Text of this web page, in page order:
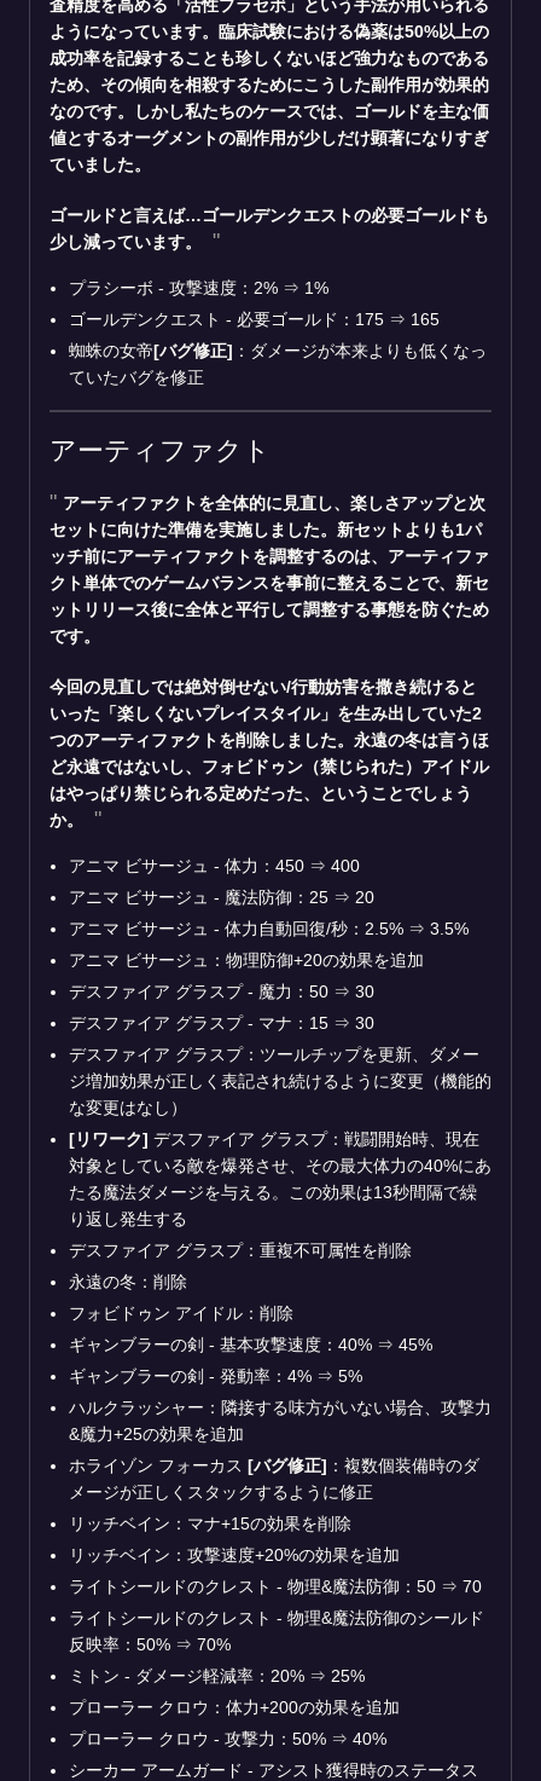
査精度を高める「活性プラセボ」という手法が用いられる
ようになっています。臨床試験における偽薬は50%以上の
成功率を記録することも珍しくないほど強力なものである
ため、その傾向を相殺するためにこうした副作用が効果的
なのです。しかし私たちのケースでは、ゴールドを主な価
値とするオーグメントの副作用が少しだけ顕著になりすぎ
ていました。
ゴールドと言えば…ゴールデンクエストの必要ゴールドも
少し減っています。
プラシーボ - 攻撃速度：2% ⇒ 1%
ゴールデンクエスト - 必要ゴールド：175 ⇒ 165
蜘蛛の女帝[バグ修正] ：ダメージが本来よりも低くなっ
ていたバグを修正
アーティファクト
アーティファクトを全体的に見直し、楽しさアップと次
セットに向けた準備を実施しました。新セットよりも1パ
ッチ前にアーティファクトを調整するのは、アーティファ
クト単体でのゲームバランスを事前に整えることで、新セ
ットリリース後に全体と平行して調整する事態を防ぐため
です。
今回の見直しでは絶対倒せない/行動妨害を撒き続けると
いった「楽しくないプレイスタイル」を生み出していた2
つのアーティファクトを削除しました。永遠の冬は言うほ
ど永遠ではないし、フォビドゥン（禁じられた）アイドル
はやっぱり禁じられる定めだった、ということでしょう
か。
アニマ ビサージュ - 体力：450 ⇒ 400
アニマ ビサージュ - 魔法防御：25 ⇒ 20
アニマ ビサージュ - 体力自動回復/秒：2.5% ⇒ 3.5%
アニマ ビサージュ：物理防御+20の効果を追加
デスファイア グラスプ - 魔力：50 ⇒ 30
デスファイア グラスプ - マナ：15 ⇒ 30
デスファイア グラスプ：ツールチップを更新、ダメー
ジ増加効果が正しく表記され続けるように変更（機能的
な変更はなし）
[リワーク] デスファイア グラスプ：戦闘開始時、現在
対象としている敵を爆発させ、その最大体力の40%にあ
たる魔法ダメージを与える。この効果は13秒間隔で繰
り返し発生する
デスファイア グラスプ：重複不可属性を削除
永遠の冬：削除
フォビドゥン アイドル：削除
ギャンブラーの剣 - 基本攻撃速度：40% ⇒ 45%
ギャンブラーの剣 - 発動率：4% ⇒ 5%
ハルクラッシャー：隣接する味方がいない場合、攻撃力
&魔力+25の効果を追加
ホライゾン フォーカス [バグ修正] ：複数個装備時のダ
メージが正しくスタックするように修正
リッチベイン：マナ+15の効果を削除
リッチベイン：攻撃速度+20%の効果を追加
ライトシールドのクレスト - 物理&魔法防御：50 ⇒ 70
ライトシールドのクレスト - 物理&魔法防御のシールド
反映率：50% ⇒ 70%
ミトン - ダメージ軽減率：20% ⇒ 25%
プローラー クロウ：体力+200の効果を追加
プローラー クロウ - 攻撃力：50% ⇒ 40%
シーカー アームガード - アシスト獲得時のステータス